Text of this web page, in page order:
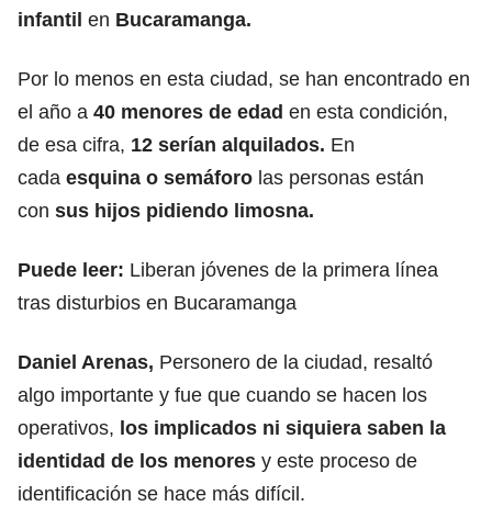
infantil en Bucaramanga.
Por lo menos en esta ciudad, se han encontrado en
el año a 40 menores de edad en esta condición,
de esa cifra, 12 serían alquilados. En
cada esquina o semáforo las personas están
con sus hijos pidiendo limosna.
Puede leer: Liberan jóvenes de la primera línea
tras disturbios en Bucaramanga
Daniel Arenas, Personero de la ciudad, resaltó
algo importante y fue que cuando se hacen los
operativos, los implicados ni siquiera saben la
identidad de los menores y este proceso de
identificación se hace más difícil.